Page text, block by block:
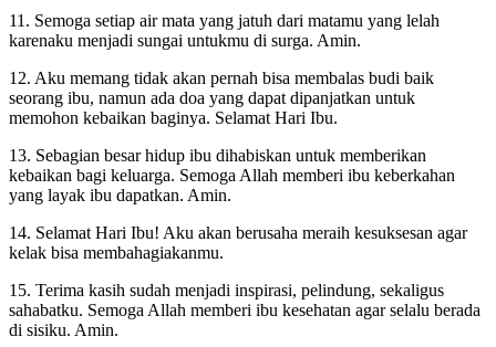
11. Semoga setiap air mata yang jatuh dari matamu yang lelah
karenaku menjadi sungai untukmu di surga. Amin.
12. Aku memang tidak akan pernah bisa membalas budi baik
seorang ibu, namun ada doa yang dapat dipanjatkan untuk
memohon kebaikan baginya. Selamat Hari Ibu.
13. Sebagian besar hidup ibu dihabiskan untuk memberikan
kebaikan bagi keluarga. Semoga Allah memberi ibu keberkahan
yang layak ibu dapatkan. Amin.
14. Selamat Hari Ibu! Aku akan berusaha meraih kesuksesan agar
kelak bisa membahagiakanmu.
15. Terima kasih sudah menjadi inspirasi, pelindung, sekaligus
sahabatku. Semoga Allah memberi ibu kesehatan agar selalu berada
di sisiku. Amin.